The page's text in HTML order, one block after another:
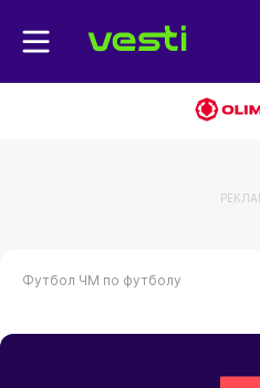
Футбол ЧМ по футболу